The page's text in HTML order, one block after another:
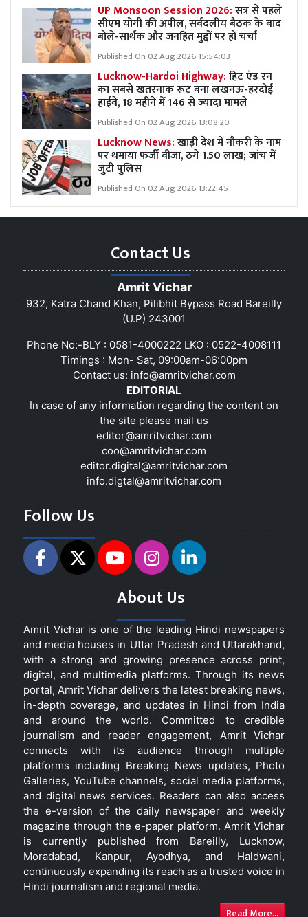
UP Monsoon Session 2026:सत्र से पहले
सीएम योगी की अपील, सर्वदलीय बैठक के बाद
बोले-सार्थक और जनहित मुद्दों पर हो चर्चा
Published On 02 Aug 2026 15:54:03
Lucknow-Hardoi Highway:हिट एंड रन
का सबसे खतरनाक रूट बना लखनऊ-हरदोई
हाईवे, 18 महीने में 146 से ज्यादा मामले
Published On 02 Aug 2026 13:08:20
Lucknow News:खाड़ी देश में नौकरी के नाम
पर थमाया फर्जी वीजा, ठगे 1.50 लाख; जांच में
जुटी पुलिस
Published On 02 Aug 2026 13:22:45
Contact Us
Amrit Vichar
932, Katra Chand Khan, Pilibhit Bypass Road Bareilly
(U.P) 243001
Phone No:-BLY : 0581-4000222 LKO : 0522-4008111
Timings : Mon- Sat, 09:00am-06:00pm
Contact us: info@amritvichar.com
EDITORIAL
In case of any information regarding the content on
the site please mail us
editor@amritvichar.com
coo@amritvichar.com
editor.digital@amritvichar.com
info.digtal@amritvichar.com
Follow Us
About Us
Amrit Vichar is one of the leading Hindi newspapers
and media houses in Uttar Pradesh and Uttarakhand,
with a strong and growing presence across print,
digital, and multimedia platforms. Through its news
portal, Amrit Vichar delivers the latest breaking news,
in-depth coverage, and updates in Hindi from India
and around the world. Committed to credible
journalism and reader engagement, Amrit Vichar
connects with its audience through multiple
platforms including Breaking News updates, Photo
Galleries, YouTube channels, social media platforms,
and digital news services. Readers can also access
the e-version of the daily newspaper and weekly
magazine through the e-paper platform. Amrit Vichar
is currently published from Bareilly, Lucknow,
Moradabad, Kanpur, Ayodhya, and Haldwani,
continuously expanding its reach as a trusted voice in
Hindi journalism and regional media.
Read More...